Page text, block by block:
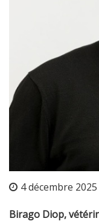
4 décembre 2025
Birago Diop,